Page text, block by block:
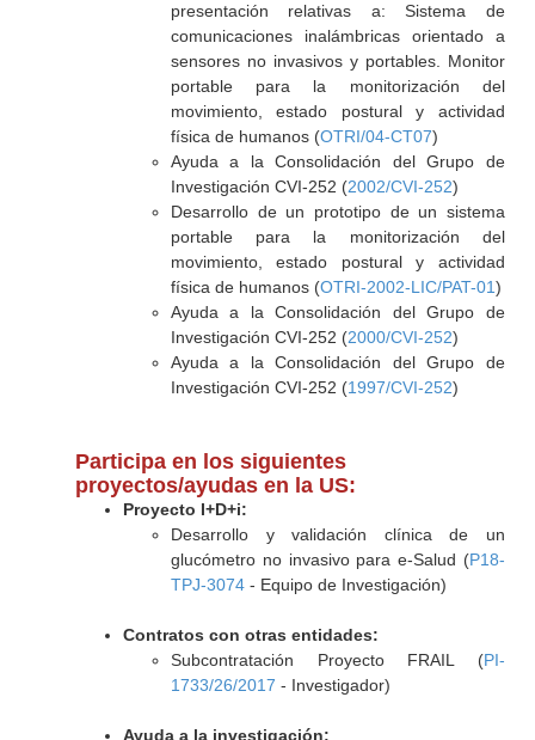
presentación relativas a: Sistema de
comunicaciones inalámbricas orientado a
sensores no invasivos y portables. Monitor
portable para la monitorización del
movimiento, estado postural y actividad
física de humanos (OTRI/04-CT07)
Ayuda a la Consolidación del Grupo de
Investigación CVI-252 (2002/CVI-252)
Desarrollo de un prototipo de un sistema
portable para la monitorización del
movimiento, estado postural y actividad
física de humanos (OTRI-2002-LIC/PAT-01)
Ayuda a la Consolidación del Grupo de
Investigación CVI-252 (2000/CVI-252)
Ayuda a la Consolidación del Grupo de
Investigación CVI-252 (1997/CVI-252)
Participa en los siguientes
proyectos/ayudas en la US:
Proyecto I+D+i:
Desarrollo y validación clínica de un
glucómetro no invasivo para e-Salud (P18-
TPJ-3074- Equipo de Investigación)
Contratos con otras entidades:
Subcontratación Proyecto FRAIL (PI-
1733/26/2017 - Investigador)
Ayuda a la investigación: